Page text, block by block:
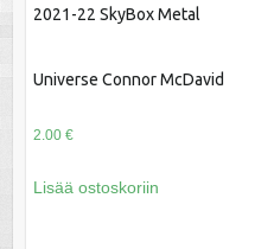
2021-22 SkyBox Metal
Universe Connor McDavid
2.00 €
Lisää ostoskoriin